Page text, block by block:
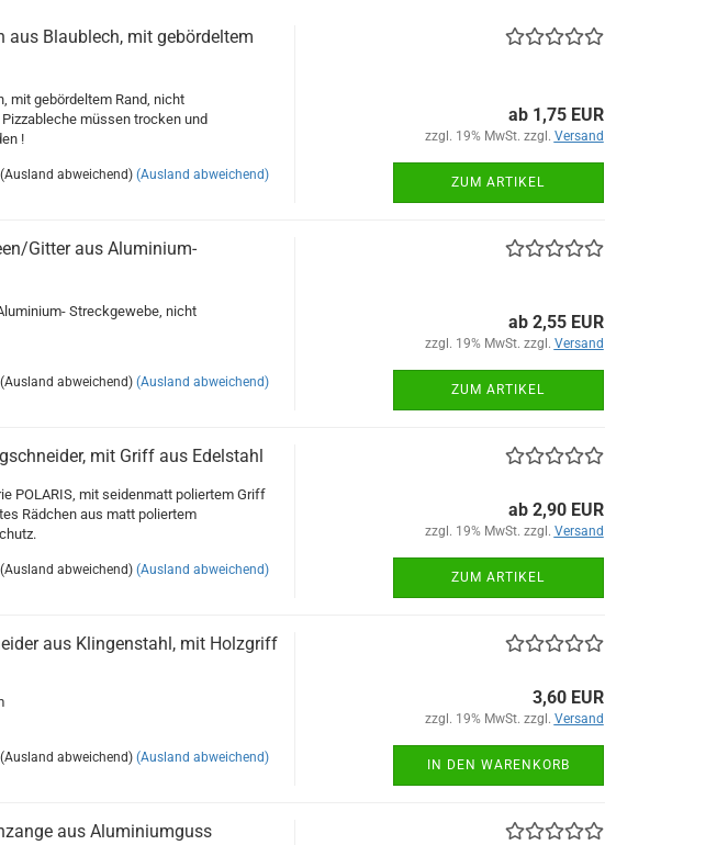
aus Blaublech, mit gebördeltem
mit gebördeltem Rand, nicht
müssen trocken und
!
abweichend) (Ausland abweichend)
ab 1,75 EUR
zzgl. 19% MwSt. zzgl. Versand
ZUM ARTIKEL
Gitter aus Aluminium-
Streckgewebe, nicht
abweichend) (Ausland abweichend)
ab 2,55 EUR
zzgl. 19% MwSt. zzgl. Versand
ZUM ARTIKEL
mit Griff aus Edelstahl
POLARIS, mit seidenmatt poliertem Griff
Rädchen aus matt poliertem
abweichend) (Ausland abweichend)
ab 2,90 EUR
zzgl. 19% MwSt. zzgl. Versand
ZUM ARTIKEL
aus Klingenstahl, mit Holzgriff
abweichend) (Ausland abweichend)
3,60 EUR
zzgl. 19% MwSt. zzgl. Versand
IN DEN WARENKORB
aus Aluminiumguss